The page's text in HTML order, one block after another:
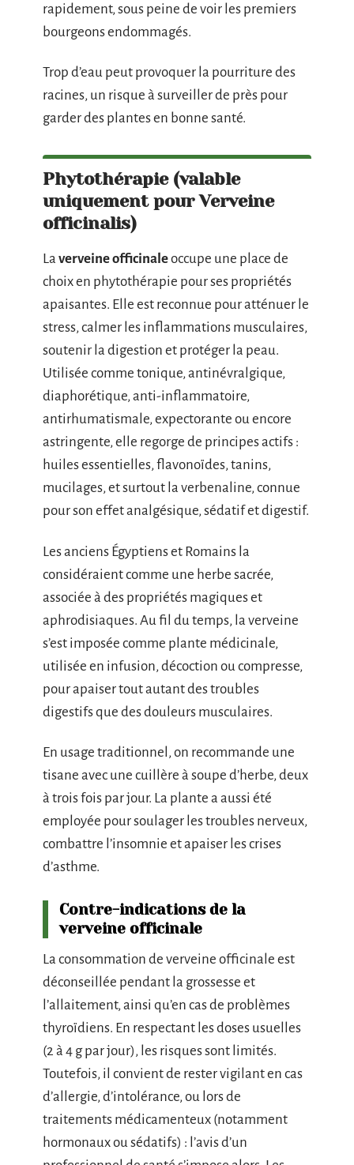
rapidement, sous peine de voir les premiers
bourgeons endommagés.
Trop d’eau peut provoquer la pourriture des
racines, un risque à surveiller de près pour
garder des plantes en bonne santé.
Phytothérapie (valable
uniquement pour Verveine
officinalis)
La verveine officinaleoccupe une place de
choix en phytothérapie pour ses propriétés
apaisantes. Elle est reconnue pour atténuer le
stress, calmer les inflammations musculaires,
soutenir la digestion et protéger la peau.
Utilisée comme tonique, antinévralgique,
diaphorétique, anti-inflammatoire,
antirhumatismale, expectorante ou encore
astringente, elle regorge de principes actifs :
huiles essentielles, flavonoïdes, tanins,
mucilages, et surtout la verbenaline, connue
pour son effet analgésique, sédatif et digestif.
Les anciens Égyptiens et Romains la
considéraient comme une herbe sacrée,
associée à des propriétés magiques et
aphrodisiaques. Au fil du temps, la verveine
s’est imposée comme plante médicinale,
utilisée en infusion, décoction ou compresse,
pour apaiser tout autant des troubles
digestifs que des douleurs musculaires.
En usage traditionnel, on recommande une
tisane avec une cuillère à soupe d’herbe, deux
à trois fois par jour. La plante a aussi été
employée pour soulager les troubles nerveux,
combattre l’insomnie et apaiser les crises
d’asthme.
Contre-indications de la
verveine officinale
La consommation de verveine officinale est
déconseillée pendant la grossesse et
l’allaitement, ainsi qu’en cas de problèmes
thyroïdiens. En respectant les doses usuelles
(2 à 4 g par jour), les risques sont limités.
Toutefois, il convient de rester vigilant en cas
d’allergie, d’intolérance, ou lors de
traitements médicamenteux (notamment
hormonaux ou sédatifs) : l’avis d’un